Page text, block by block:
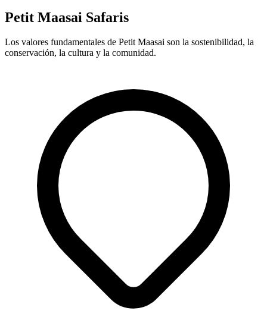
Petit Maasai Safaris
Los valores fundamentales de Petit Maasai son la sostenibilidad, la
conservación, la cultura y la comunidad.